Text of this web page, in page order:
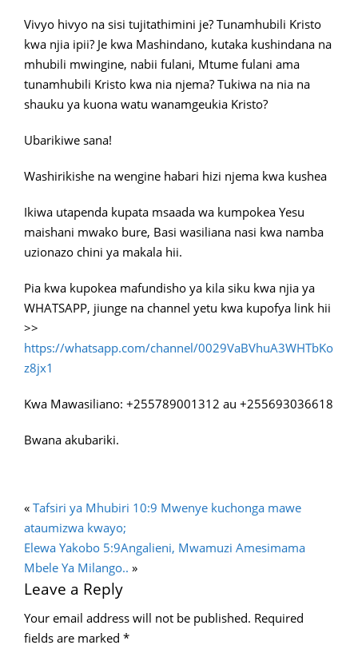
Vivyo hivyo na sisi tujitathimini je? Tunamhubili Kristo
kwa njia ipii? Je kwa Mashindano, kutaka kushindana na
mhubili mwingine, nabii fulani, Mtume fulani ama
tunamhubili Kristo kwa nia njema? Tukiwa na nia na
shauku ya kuona watu wanamgeukia Kristo?
Ubarikiwe sana!
Washirikishe na wengine habari hizi njema kwa kushea
Ikiwa utapenda kupata msaada wa kumpokea Yesu
maishani mwako bure, Basi wasiliana nasi kwa namba
uzionazo chini ya makala hii.
Pia kwa kupokea mafundisho ya kila siku kwa njia ya
WHATSAPP, jiunge na channel yetu kwa kupofya link hii
>>
https://whatsapp.com/channel/0029VaBVhuA3WHTbKo
z8jx1
Kwa Mawasiliano: +255789001312 au +255693036618
Bwana akubariki.
« Tafsiri ya Mhubiri 10:9 Mwenye kuchonga mawe
ataumizwa kwayo;
Elewa Yakobo 5:9Angalieni, Mwamuzi Amesimama
Mbele Ya Milango.. »
Leave a Reply
Your email address will not be published. Required
fields are marked *